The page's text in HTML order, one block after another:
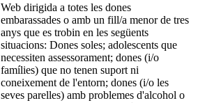
Web dirigida a totes les dones
embarassades o amb un fill/a menor de tres
anys que es trobin en les següents
situacions: Dones soles; adolescents que
necessiten assessorament; dones (i/o
famílies) que no tenen suport ni
coneixement de l'entorn; dones (i/o les
seves parelles) amb problemes d'alcohol o